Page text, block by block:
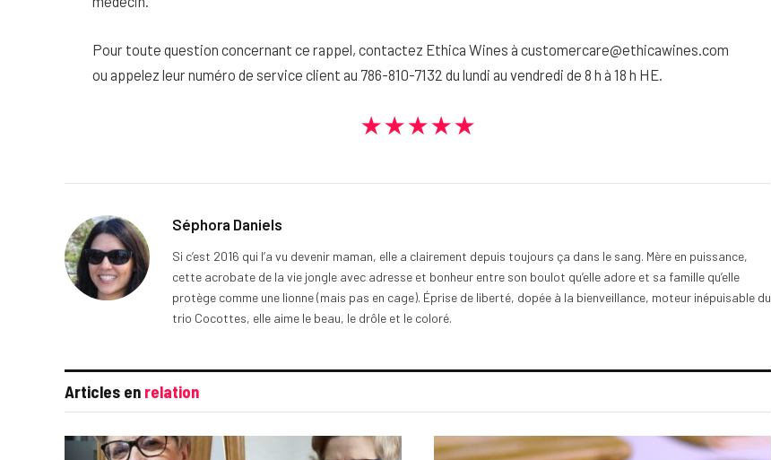
Pour toute question concernant ce rappel, contactez Ethica Wines à customercare@ethicawines.com
ou appelez leur numéro de service client au 786-810-7132 du lundi au vendredi de 8 h à 18 h HE.
★★★★★
Séphora Daniels
Si c’est 2016 qui l’a vu devenir maman, elle a clairement depuis toujours ça dans le sang. Mère en puissance,
cette acrobate de la vie jongle avec adresse et bonheur entre son boulot qu’elle adore et sa famille qu’elle
protège comme une lionne (mais pas en cage). Éprise de liberté, dopée à la bienveillance, moteur inépuisable du
trio Cocottes, elle aime le beau, le drôle et le coloré.
Articles en relation